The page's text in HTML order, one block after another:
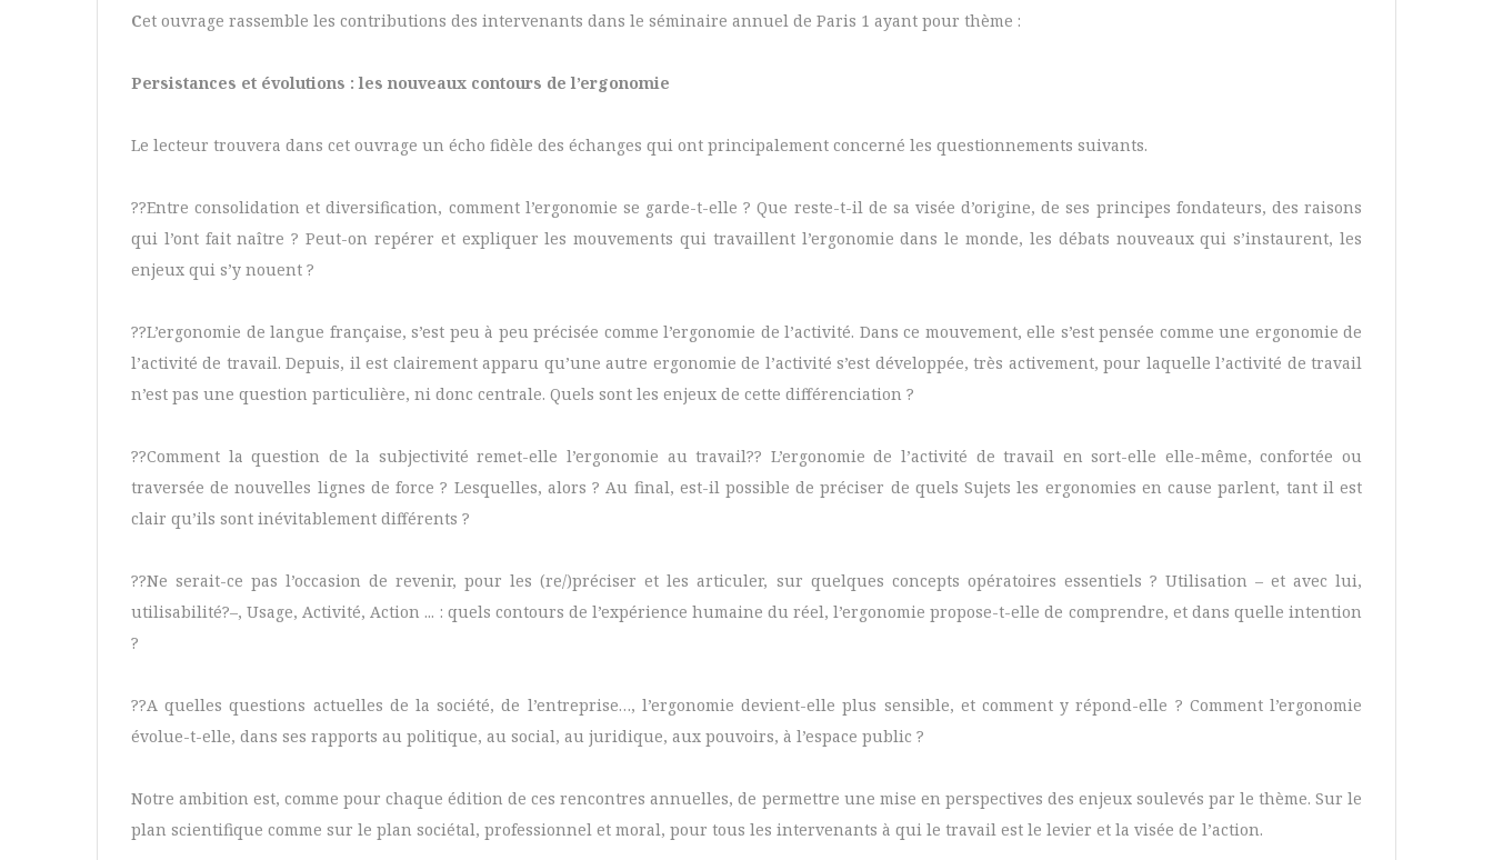
Cet ouvrage rassemble les contributions des intervenants dans le séminaire annuel de Paris 1 ayant pour thème :
Persistances et évolutions : les nouveaux contours de l’ergonomie
Le lecteur trouvera dans cet ouvrage un écho fidèle des échanges qui ont principalement concerné les questionnements suivants.
??Entre consolidation et diversification, comment l’ergonomie se garde-t-elle ? Que reste-t-il de sa visée d’origine, de ses principes fondateurs, des raisons
qui l’ont fait naître ? Peut-on repérer et expliquer les mouvements qui travaillent l’ergonomie dans le monde, les débats nouveaux qui s’instaurent, les
enjeux qui s’y nouent ?
??L’ergonomie de langue française, s’est peu à peu précisée comme l’ergonomie de l’activité. Dans ce mouvement, elle s’est pensée comme une ergonomie de
l’activité de travail. Depuis, il est clairement apparu qu’une autre ergonomie de l’activité s’est développée, très activement, pour laquelle l’activité de travail
n’est pas une question particulière, ni donc centrale. Quels sont les enjeux de cette différenciation ?
??Comment la question de la subjectivité remet-elle l’ergonomie au travail?? L’ergonomie de l’activité de travail en sort-elle elle-même, confortée ou
traversée de nouvelles lignes de force ? Lesquelles, alors ? Au final, est-il possible de préciser de quels Sujets les ergonomies en cause parlent, tant il est
clair qu’ils sont inévitablement différents ?
??Ne serait-ce pas l’occasion de revenir, pour les (re/)préciser et les articuler, sur quelques concepts opératoires essentiels ? Utilisation – et avec lui,
utilisabilité?–, Usage, Activité, Action ... : quels contours de l’expérience humaine du réel, l’ergonomie propose-t-elle de comprendre, et dans quelle intention
?
??A quelles questions actuelles de la société, de l’entreprise…, l’ergonomie devient-elle plus sensible, et comment y répond-elle ? Comment l’ergonomie
évolue-t-elle, dans ses rapports au politique, au social, au juridique, aux pouvoirs, à l’espace public ?
Notre ambition est, comme pour chaque édition de ces rencontres annuelles, de permettre une mise en perspectives des enjeux soulevés par le thème. Sur le
plan scientifique comme sur le plan sociétal, professionnel et moral, pour tous les intervenants à qui le travail est le levier et la visée de l’action.